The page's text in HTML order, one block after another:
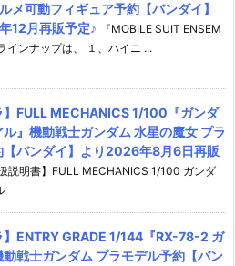
メ可動フィギュア予約【バンダイ】
12月再販予定♪
『MOBILE SUIT ENSEM
インナップは、 １、ハイニ ...
】FULL MECHANICS 1/100『ガンダ
』機動戦士ガンダム 水星の魔女 プラ
【バンダイ】より2026年8月6日再販
扱説明書】FULL MECHANICS 1/100 ガンダ
】ENTRY GRADE 1/144『RX-78-2 ガ
動戦士ガンダム プラモデル予約【バン